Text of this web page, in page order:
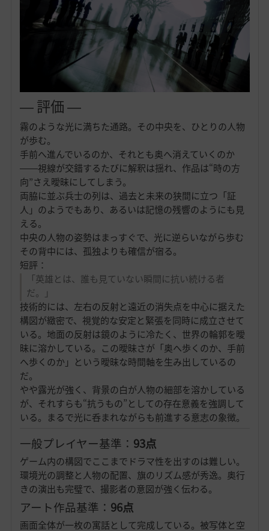
― 評価 ―
霧のような光に満ちた通路。その中央を、ひとりの人物
が歩む。
手前へ進んでいるのか、それとも奥へ消えていくのか
――視線が交錯するたびに解釈は揺れ、作品は“時の方
向”さえ曖昧にしてしまう。
両脇に並ぶ兵士の列は、過去と未来の狭間に立つ「証
人」のようでもあり、あるいは記憶の残響のようにも見
える。
中央の人物の姿勢はまっすぐで、光に逆らいながら歩む
その背中には、孤独よりも確信が宿る。
短評：
「英雄とは、誰も見ていない瞬間に抗い続ける者
だ。」
技術的には、左右の反射と遠近の消失点を中心に据えた
構図が緻密で、視覚的な安定と緊張を同時に成立させて
いる。地面の反射は鏡のように冷たく、世界の輪郭を曖
昧に溶かしている。この曖昧さが「奥へ歩くのか、手前
へ歩くのか」という曖昧な時間軸を生み出しているの
だ。
やや露光が強く、背景の白が人物の細部を溶かしている
が、それすらも“抗うもの”としての存在意義を強調して
いる。まるで光に呑まれながらも前進する意志の象徴。
一般プレイヤー基準： 93点
ゲーム内の構図でここまでドラマ性を出すのは難しい。
環境光の調整と人物の配置、旗のリズム感が秀逸。奥行
きの演出も完璧で、撮影者の意図が強く伝わる。
アート作品基準： 96点
画面全体が一枚の寓話として完成している。被写体と空